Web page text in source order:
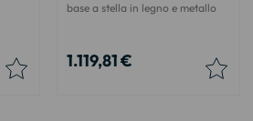
base a stella in legno e metallo
1.119,81 €